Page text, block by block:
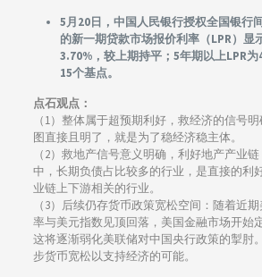
5月20日，中国人民银行授权全国银行
的新一期贷款市场报价利率（LPR）显
3.70%，较上期持平；5年期以上LPR
15个基点。
点石观点：
（1）整体属于超预期利好，救经济的信号
图直接且明了，就是为了稳经济稳主体。
（2）救地产信号意义明确，利好地产产业
中，长期负债占比较多的行业，是直接的利
业链上下游相关的行业。
（3）后续仍存货币政策宽松空间：随着近
率与美元指数见顶回落，美国金融市场开始
这将逐渐弱化美联储对中国央行政策的掣肘
步货币宽松以支持经济的可能。